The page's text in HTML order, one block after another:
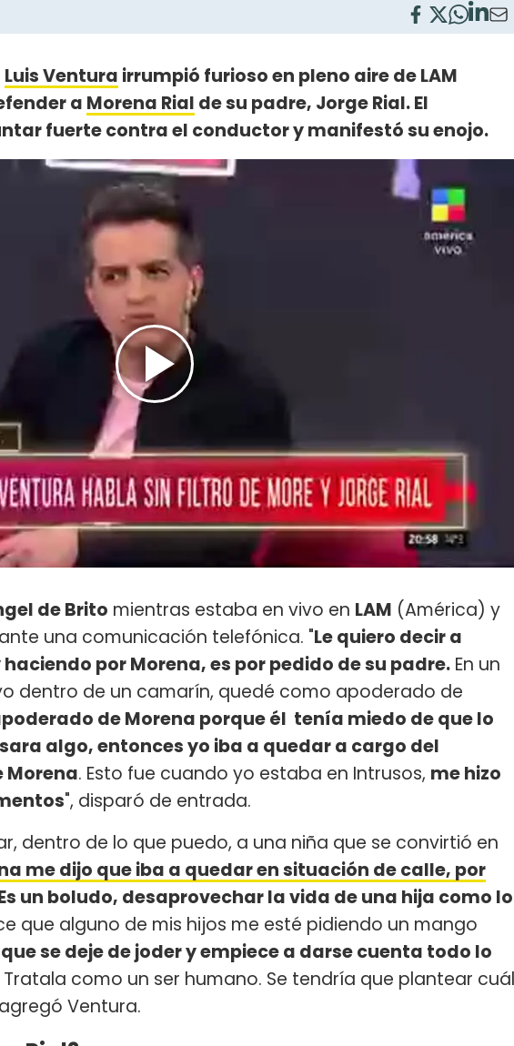
Luis Ventura irrumpió furioso en pleno aire de LAM
a Morena Rial de su padre, Jorge Rial. El
fuerte contra el conductor y manifestó su enojo.
de Brito mientras estaba en vivo en LAM (América) y
una comunicación telefónica. "Le quiero decir a
por Morena, es por pedido de su padre. En un
dentro de un camarín, quedé como apoderado de
de Morena porque él tenía miedo de que lo
algo, entonces yo iba a quedar a cargo del
Morena. Esto fue cuando yo estaba en Intrusos, me hizo
", disparó de entrada.
dentro de lo que puedo, a una niña que se convirtió en
me dijo que iba a quedar en situación de calle, por
un boludo, desaprovechar la vida de una hija como lo
que alguno de mis hijos me esté pidiendo un mango
que se deje de joder y empiece a darse cuenta todo lo
Tratala como un ser humano. Se tendría que plantear cuál
Ventura.